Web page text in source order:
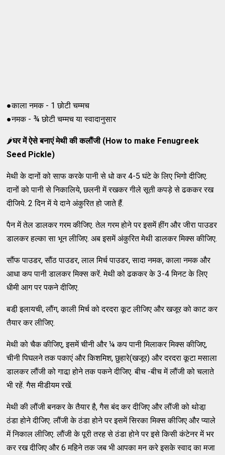
●काला नमक - 1 छोटी चम्मच
●नमक - ¾ छोटी चम्मच या स्वादानुसार
🌶घर में ऐसे बनाएं मेथी की कलौंजी (How to make Fenugreek
Seed Pickle)
मेथी के दानों को साफ करके पानी से धो कर 4-5 घंटे के लिए भिगो दीजिए.
दानों को पानी से निकालिये, छलनी में रखकर गीले सूती कपड़े से ढककर रख
दीजिये. 2 दिन में ये दाने अंकुरित हो जाते हैं.
पैन में तेल डालकर गरम कीजिए. तेल गरम होने पर इसमें हींग और जीरा पाउडर
डालकर हल्का सा भून लीजिए. अब इसमें अंकुरित मेथी डालकर मिक्स कीजिए.
सौंफ पाउडर, सौंठ पाउडर, लाल मिर्च पाउडर, सादा नमक, काला नमक और
आधा कप पानी डालकर मिक्स करें. मेथी को ढककर के 3-4 मिनट के लिए
धीमी आग पर पकने दीजिए.
बडी़ इलायची, लौंग, काली मिर्च को दरदरा कूट लीजिए और खजूर को काट कर
तैयार कर लीजिए.
मेथी को चैक कीजिए, इसमें चीनी और ¼ कप पानी मिलाकर मिक्स कीजिए,
चीनी पिघलने तक पकाएं और किशमिश, छुहारे(खजूर) और दरदरा कूटा मसाला
डालकर लौंजी को गाढा़ होने तक पकने दीजिए. बीच -बीच में लौंजी को चलाते
भी रहें. गैस मीडीयम रखें.
मेथी की लौंजी बनकर के तैयार है, गैस बंद कर दीजिए और लौंजी को थोडा़
ठंडा होने दीजिए. लौंजी के ठंडा होने पर इसमें सिरका मिक्स कीजिए और प्याले
में निकाल लीजिए. लौंजी के पूरी तरह से ठंडा होने पर इसे किसी कंटेनर में भर
कर रख दीजिए और 6 महिने तक जब भी आपका मन करे इसके स्वाद का मजा